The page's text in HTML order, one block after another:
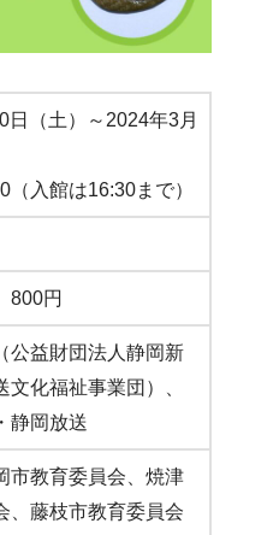
日（土）～2024年3月
（入館は16:30まで）
円
公益財団法人静岡新
文化福祉事業団）、
静岡放送
市教育委員会、焼津
、藤枝市教育委員会